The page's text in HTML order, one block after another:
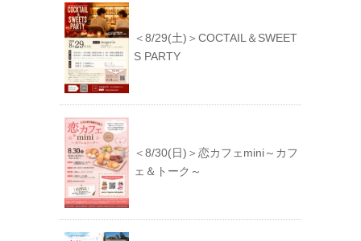
＜8/29(土)＞COCTAIL＆SWEET
S PARTY
＜8/30(日)＞恋カフェmini～カフ
ェ＆トーク～